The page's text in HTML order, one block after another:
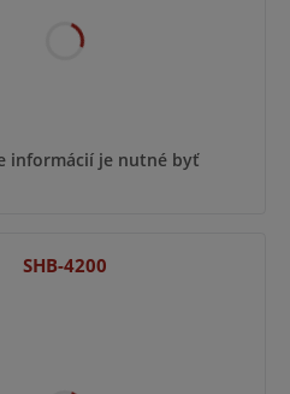
informácií je nutné byť
SHB-4200